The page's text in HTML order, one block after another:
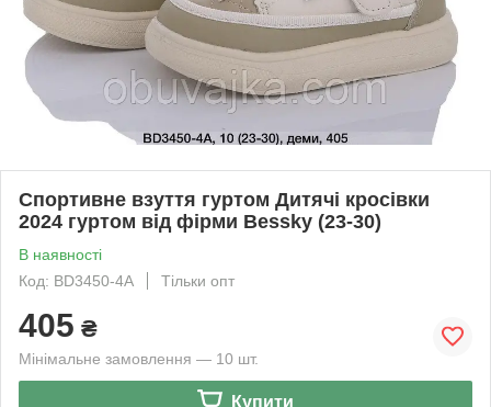
Спортивне взуття гуртом Дитячі кросівки
2024 гуртом від фірми Bessky (23-30)
В наявності
Код: BD3450-4A
Тільки опт
405 ₴
Мінімальне замовлення — 10 шт.
Купити